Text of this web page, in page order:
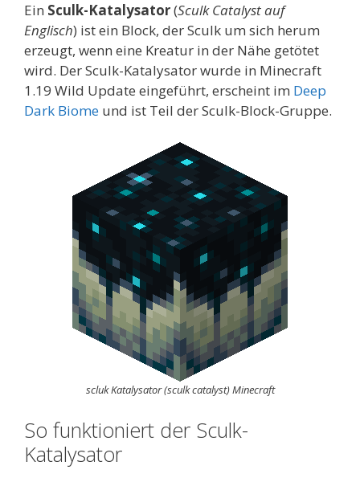
Ein Sculk-Katalysator(Sculk Catalyst auf
Englisch) ist ein Block, der Sculk um sich herum
erzeugt, wenn eine Kreatur in der Nähe getötet
wird. Der Sculk-Katalysator wurde in Minecraft
1.19 Wild Update eingeführt, erscheint im Deep
Dark Biome und ist Teil der Sculk-Block-Gruppe.
scluk Katalysator(sculk catalyst)Minecraft
So funktioniert der Sculk-
Katalysator